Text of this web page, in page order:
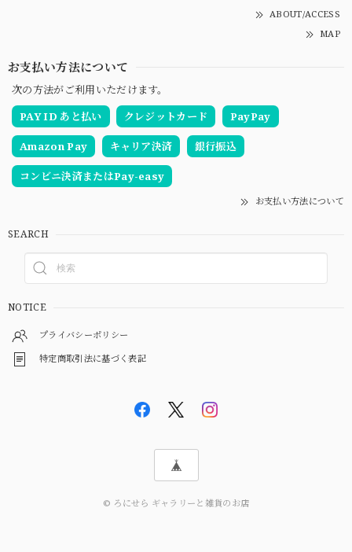
ABOUT/ACCESS
MAP
お支払い方法について
次の方法がご利用いただけます。
PAY ID あと払い
クレジットカード PayPay
Amazon Pay キャリア決済 銀行振込
コンビニ決済またはPay-easy
お支払い方法について
SEARCH
NOTICE
プライバシーポリシー
特定商取引法に基づく表記
© ろにせら ギャラリーと雑貨のお店